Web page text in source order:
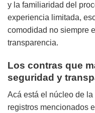
y la familiaridad del
experiencia limitada,
comodidad no siempre
transparencia.
Los contras que
seguridad y
Acá está el núcleo de
registros mencionados